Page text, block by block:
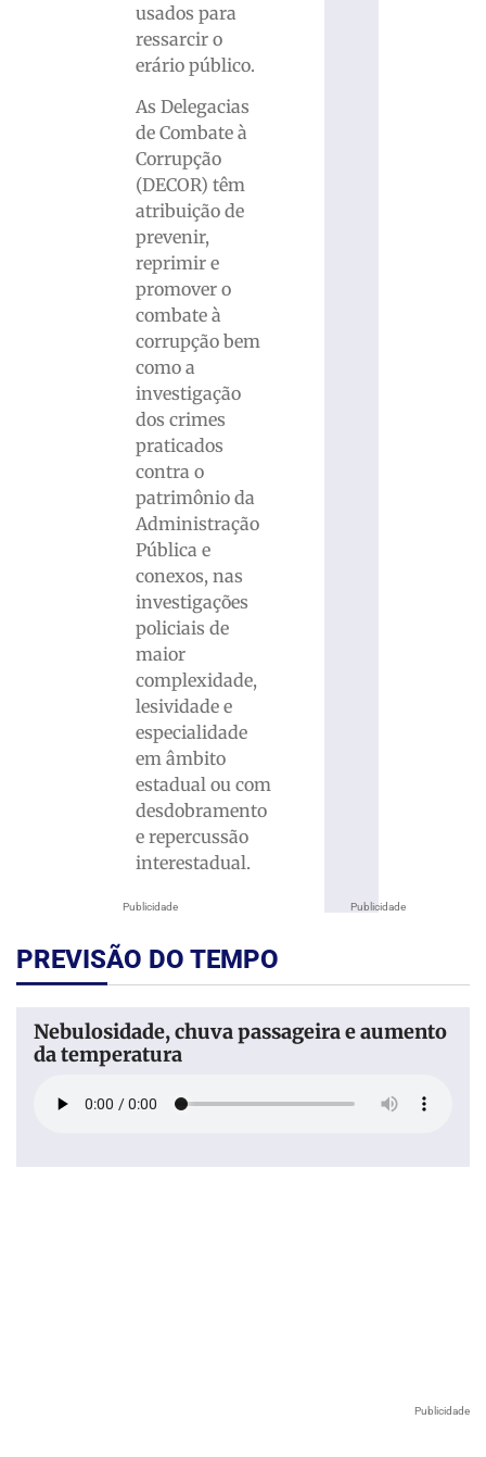
Publicidade
usados para
ressarcir o
erário público.
As Delegacias
de Combate à
Corrupção
(DECOR) têm
atribuição de
prevenir,
reprimir e
promover o
combate à
corrupção bem
como a
investigação
dos crimes
praticados
contra o
patrimônio da
Administração
Pública e
conexos, nas
investigações
policiais de
maior
complexidade,
lesividade e
especialidade
em âmbito
estadual ou com
desdobramento
e repercussão
interestadual.
Publicidade
PREVISÃO DO TEMPO
Nebulosidade, chuva passageira e aumento
da temperatura
Publicidade